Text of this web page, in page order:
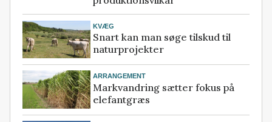
KVÆG
Snart kan man søge tilskud til
naturprojekter
ARRANGEMENT
Markvandring sætter fokus på
elefantgræs